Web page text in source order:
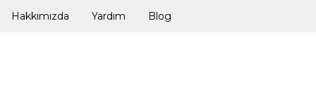
Hakkımızda Yardım Blog